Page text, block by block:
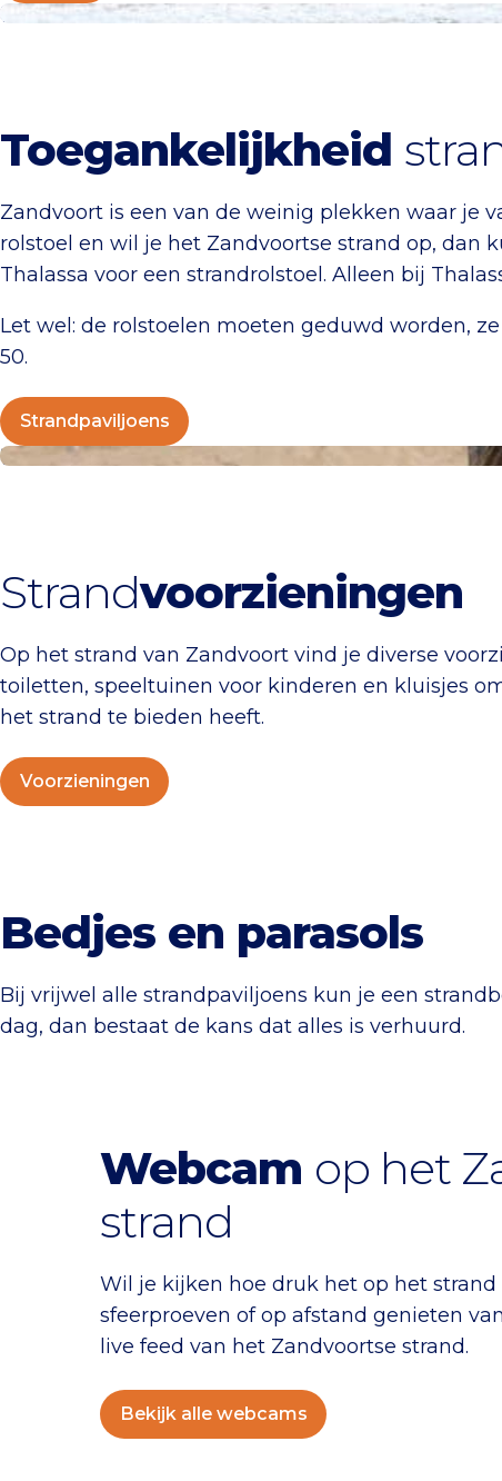
Strandpaviljoens
Toegankelijkheid
Zandvoort is een van de weinig plekken waar je
rolstoel en wil je het Zandvoortse strand op, dan
Thalassa voor een strandrolstoel. Alleen bij
Let wel: de rolstoelen moeten geduwd worden,
50.
Strandpaviljoens
Voorzieningen
Strandvoorzieningen
Op het strand van Zandvoort vind je diverse
toiletten, speeltuinen voor kinderen en kluisjes
het strand te bieden heeft.
Voorzieningen
Bedjes en parasols
Bij vrijwel alle strandpaviljoens kun je een
dag, dan bestaat de kans dat alles is verhuurd.
Webcam op het
strand
Wil je kijken hoe druk het op het strand
sfeerproeven of op afstand genieten
live feed van het Zandvoortse strand.
Bekijk alle webcams